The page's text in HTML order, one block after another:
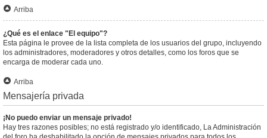
Arriba
¿Qué es el enlace "El equipo"?
Esta página le provee de la lista completa de los usuarios del grupo, incluyendo
los administradores, moderadores y otros detalles, como los foros que se
encarga de moderar cada uno.
Arriba
Mensajería privada
¡No puedo enviar un mensaje privado!
Hay tres razones posibles; no está registrado y/o identificado, La Administración